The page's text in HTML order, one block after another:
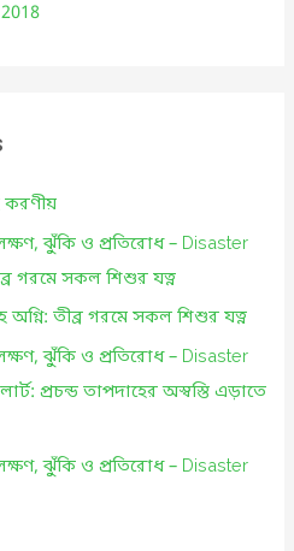
করণীয়
ঝুঁকি ও প্রতিরোধ – Disaster
গরমে সকল শিশুর যত্ন
অগ্নি: তীব্র গরমে সকল শিশুর যত্ন
ঝুঁকি ও প্রতিরোধ – Disaster
প্রচন্ড তাপদাহের অস্বস্তি এড়াতে
ঝুঁকি ও প্রতিরোধ – Disaster